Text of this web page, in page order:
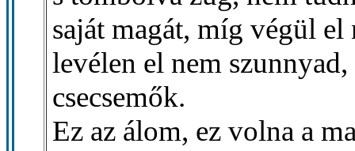
saját magát, míg végül
levélen el nem
csecsemők.
Ez az álom, ez volna a